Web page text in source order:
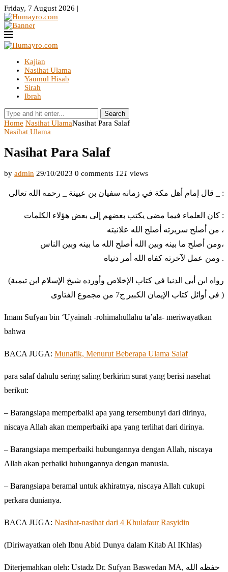
Friday, 7 August 2026 |
Kajian
Nasihat Ulama
Yaumul Hisab
Sirah
Ibrah
Search
Home Nasihat UlamaNasihat Para Salaf
Nasihat Ulama
Nasihat Para Salaf
by admin 29/10/2023 0 comments 121 views
قال إمام أهل مكة في زمانه سفيان بن عيينة _ رحمه الله تعالى _ :
كان العلماء فيما مضى يكتب بعضهم إلى بعض هؤلاء الكلمات :
من أصلح سريرته أصلح الله علانيته ،
ومن أصلح ما بينه وبين الله أصلح الله ما بينه وبين الناس،
ومن عمل لآخرته كفاه الله أمر دنياه .
(رواه ابن أبي الدنيا في كتاب الإخلاص وأورده شيخ الإسلام ابن تيمية
في أوائل كتاب الإيمان الكبير ج7 من مجموع الفتاوى )
Imam Sufyan bin ‘Uyainah -rohimahullahu ta’ala- meriwayatkan
bahwa
BACA JUGA: Munafik, Menurut Beberapa Ulama Salaf
para salaf dahulu sering saling berkirim surat yang berisi nasehat
berikut:
– Barangsiapa memperbaiki apa yang tersembunyi dari dirinya,
niscaya Allah akan memperbaiki apa yang terlihat dari dirinya.
– Barangsiapa memperbaiki hubungannya dengan Allah, niscaya
Allah akan perbaiki hubungannya dengan manusia.
– Barangsiapa beramal untuk akhiratnya, niscaya Allah cukupi
perkara dunianya.
BACA JUGA: Nasihat-nasihat dari 4 Khulafaur Rasyidin
(Diriwayatkan oleh Ibnu Abid Dunya dalam Kitab Al IKhlas)
Diterjemahkan oleh: Ustadz Dr. Sufyan Baswedan MA, حفظه الله